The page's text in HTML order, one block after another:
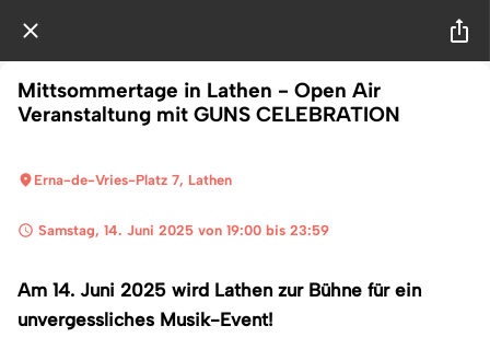
Mittsommertage in Lathen - Open Air
Veranstaltung mit GUNS CELEBRATION
Erna-de-Vries-Platz 7, Lathen
Samstag, 14. Juni 2025 von 19:00 bis 23:59
Am 14. Juni 2025 wird Lathen zur Bühne für ein
unvergessliches Musik-Event!